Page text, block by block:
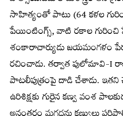
సాహిత్యంతో పాటు (64 కళల
పేయింటింగ్స్, వాటి రకాల గురించి
శంకారాచార్యుడు జయమంగళం
రచించాడు. తర్వాత పులోమావి-I
పాటలీపుత్రంపై దాడి చేశాడు.
ఉరిశిక్షకు గురైన కణ్వ వంశ